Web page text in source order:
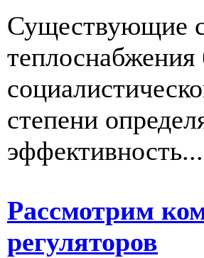
Существующие
степени
эффективность...
Рассмотрим
регуляторов